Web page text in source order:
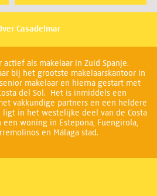
Casadelmar
actief als makelaar in Zuid Spanje.
bij het grootste makelaarskantoor in
makelaar en hierna gestart met
del Sol. Het is inmiddels een
vakkundige partners en een heldere
in het westelijke deel van de Costa
woning in Estepona, Fuengirola,
en Málaga stad.